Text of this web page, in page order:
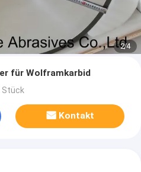
2/4
für Wolframkarbid
Stück
Kontakt